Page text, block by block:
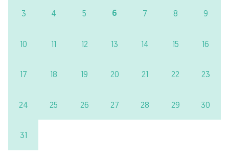
3 4 5 6 7 8 9
10 11 12 13 14 15 16
17 18 19 20 21 22 23
24 25 26 27 28 29 30
31